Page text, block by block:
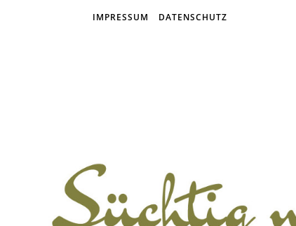
IMPRESSUM DATENSCHUTZ